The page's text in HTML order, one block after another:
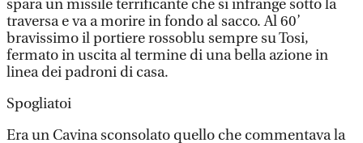
spara un missile terrificante che si infrange sotto la
traversa e va a morire in fondo al sacco. Al 60’
bravissimo il portiere rossoblu sempre su Tosi,
fermato in uscita al termine di una bella azione in
linea dei padroni di casa.
Spogliatoi
Era un Cavina sconsolato quello che commentava la